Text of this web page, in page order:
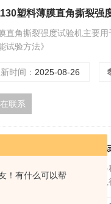
！有什么可以帮
塑料薄膜直角撕裂强
直角撕裂强度试验机主要
试验方法》
时间： 2025-08-26
联系
胶带低速解卷强度测
速解卷强度测试仪适用于做
材料的低速解卷力测试，